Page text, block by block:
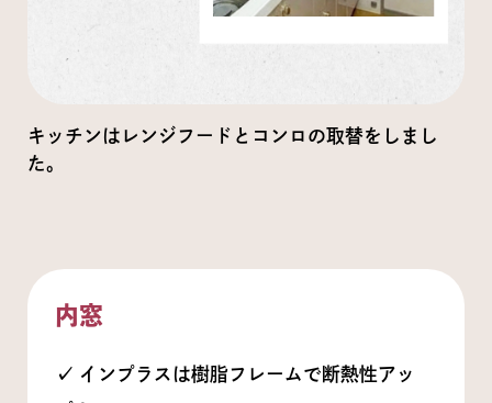
キッチンはレンジフードとコンロの取替をしまし
た。
内窓
✓ インプラスは樹脂フレームで断熱性アッ